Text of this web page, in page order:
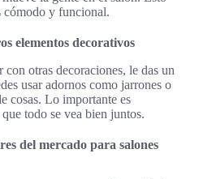
cómodo y funcional.
elementos decorativos
otras decoraciones, le das un
usar adornos como jarrones o
cosas. Lo importante es
todo se vea bien juntos.
del mercado para salones